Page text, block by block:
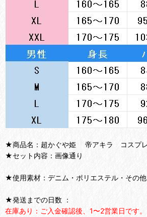
★商品名：超かぐや姫 帝アキラ コスプ
★セット内容：画像通り
★使用素材：デニム・ポリエステル・その他
★発送までの日数 ：
在庫あり：ご入金確認後、1〜2営業日です。